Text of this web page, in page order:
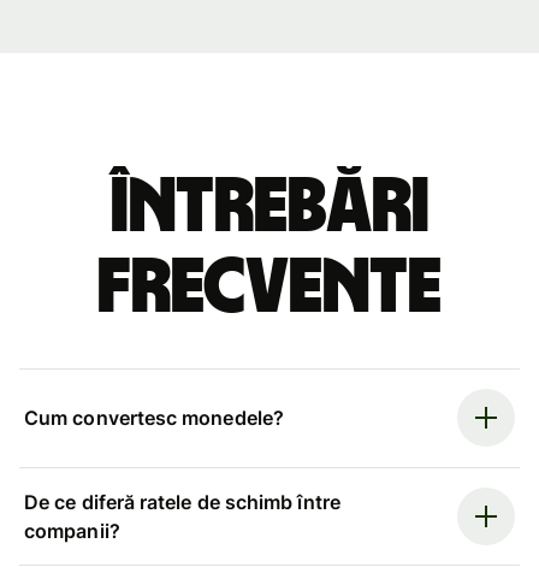
Întrebări
frecvente
Cum convertesc monedele?
De ce diferă ratele de schimb între
companii?